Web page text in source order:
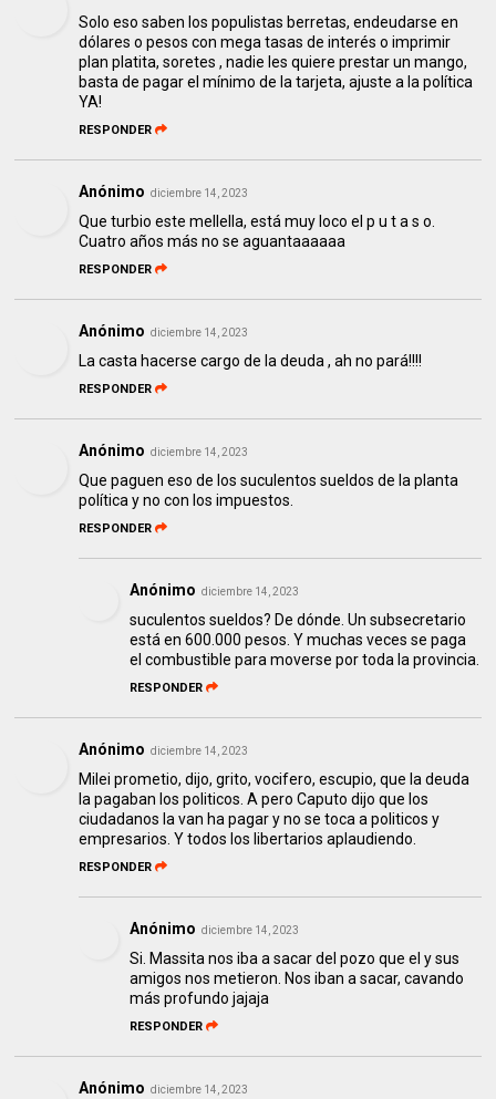
Solo eso saben los populistas berretas, endeudarse en
dólares o pesos con mega tasas de interés o imprimir
plan platita, soretes , nadie les quiere prestar un mango,
basta de pagar el mínimo de la tarjeta, ajuste a la política
YA!
RESPONDER
Anónimo diciembre 14, 2023
Que turbio este mellella, está muy loco el p u t a s o.
Cuatro años más no se aguantaaaaaa
RESPONDER
Anónimo diciembre 14, 2023
La casta hacerse cargo de la deuda , ah no pará!!!!
RESPONDER
Anónimo diciembre 14, 2023
Que paguen eso de los suculentos sueldos de la planta
política y no con los impuestos.
RESPONDER
Anónimo diciembre 14, 2023
suculentos sueldos? De dónde. Un subsecretario
está en 600.000 pesos. Y muchas veces se paga
el combustible para moverse por toda la provincia.
RESPONDER
Anónimo diciembre 14, 2023
Milei prometio, dijo, grito, vocifero, escupio, que la deuda
la pagaban los politicos. A pero Caputo dijo que los
ciudadanos la van ha pagar y no se toca a politicos y
empresarios. Y todos los libertarios aplaudiendo.
RESPONDER
Anónimo diciembre 14, 2023
Si. Massita nos iba a sacar del pozo que el y sus
amigos nos metieron. Nos iban a sacar, cavando
más profundo jajaja
RESPONDER
Anónimo diciembre 14, 2023